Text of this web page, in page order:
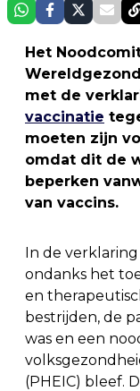
Het
met de
vaccinatie
moeten zijn
omdat dit de
beperken
van vaccins.
In de
ondanks het
en
bestrijden, de
was en een
(PHEIC) bleef.